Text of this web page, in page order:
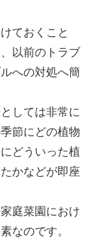
ておくこと
以前のトラブ
への対処へ簡
しては非常に
節にどの植物
どういった植
かなどが即座
庭菜園におけ
なのです。